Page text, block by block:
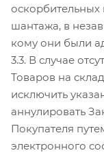
оскорбительных
шантажа, в
кому они были
3.3. В случае
Товаров на
исключить
аннулировать
Покупателя
электронного